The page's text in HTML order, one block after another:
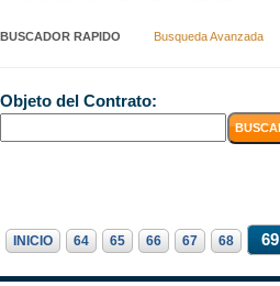
BUSCADOR RAPIDO Busqueda Avanzada
Objeto del Contrato:
INICIO 64 65 66 67 68 69